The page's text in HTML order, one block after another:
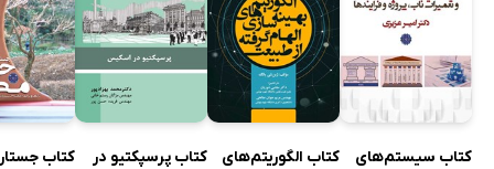
کتاب سیستم‌های
کتاب الگوریتم‌های
کتاب پرسپکتیو در
کتاب